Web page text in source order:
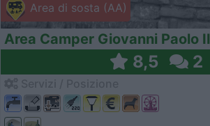
Area di sosta (AA)
Area Camper Giovanni Paolo II
8,5 2